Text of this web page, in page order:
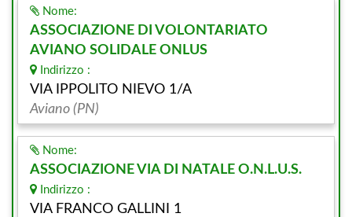
Nome:
ASSOCIAZIONE DI VOLONTARIATO
AVIANO SOLIDALE ONLUS
Indirizzo :
VIA IPPOLITO NIEVO 1/A
Aviano (PN)
Nome:
ASSOCIAZIONE VIA DI NATALE O.N.L.U.S.
Indirizzo :
VIA FRANCO GALLINI 1